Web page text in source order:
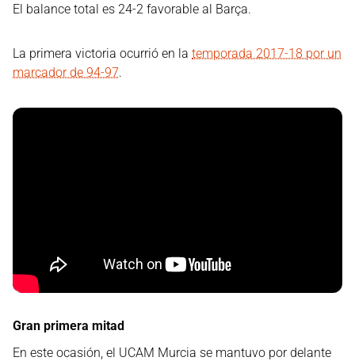
El balance total es 24-2 favorable al Barça.
La primera victoria ocurrió en la temporada 2017-18 por un
marcador de 94-97.
Gran primera mitad
En este ocasión, el UCAM Murcia se mantuvo por delante